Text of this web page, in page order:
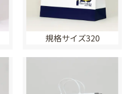
規格サイズ320